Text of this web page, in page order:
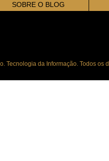
SOBRE O BLOG
Tecnologia da Informação. Todos os